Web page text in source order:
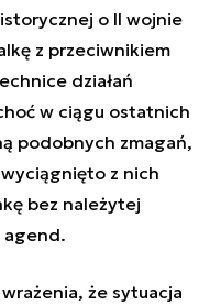
o II wojnie
z przeciwnikiem
działań
w ciągu ostatnich
podobnych zmagań,
z nich
bez należytej
agend.
że sytuacja